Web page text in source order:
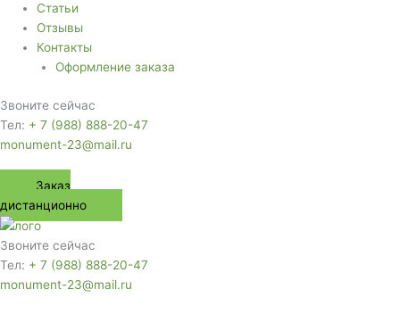
Статьи
Отзывы
Контакты
Оформление заказа
Звоните сейчас
Тел: + 7 (988) 888-20-47
monument-23@mail.ru
Заказ
дистанционно
Звоните сейчас
Тел: + 7 (988) 888-20-47
monument-23@mail.ru